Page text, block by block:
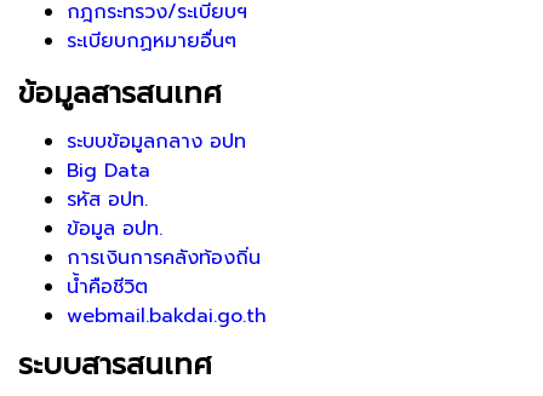
กฎกระทรวง/ระเบียบฯ
ระเบียบกฏหมายอื่นๆ
ข้อมูลสารสนเทศ
ระบบข้อมูลกลาง อปท
Big Data
รหัส อปท.
ข้อมูล อปท.
การเงินการคลังท้องถิ่น
น้ำคือชีวิต
webmail.bakdai.go.th
ระบบสารสนเทศ